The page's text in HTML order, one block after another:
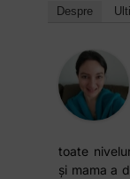
Despre
toate
și mama a